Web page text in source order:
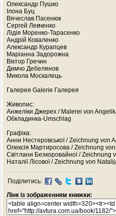
Олександр Пушко
Ілона Буц
Вячеслав Пасенюк
Сергей Левченко
Лідія Моренко-Тарасенко
Андрій Коваленко
Александр Курапцев
Маріанна Задорожна
Віктор Гречин
Димчо Дебелянов
Микола Москалець
Галерея Galerie Галерея
Живопис:
Анжеліки Джерех / Malerei von
Обкладинка-Umschlag
Графіка:
Анни Нестеровської / Zeichnung von
Олексія Мартиросова / Zeichnung
Світлани Безкоровайної /
Наталії Лісової / Zeichnung von
Поділитись:
Лінк із зображенням книжки: